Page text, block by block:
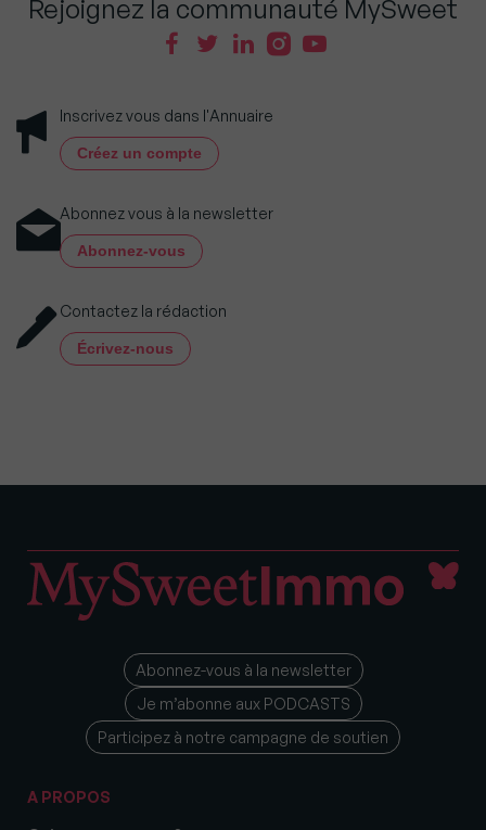
Rejoignez la communauté MySweet
Inscrivez vous dans l'Annuaire
Créez un compte
Abonnez vous à la newsletter
Abonnez-vous
Contactez la rédaction
Écrivez-nous
Abonnez-vous à la newsletter
Je m’abonne aux PODCASTS
Participez à notre campagne de soutien
A PROPOS